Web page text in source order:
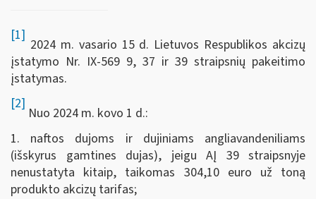
[1]
2024 m. vasario 15 d. Lietuvos Respublikos akcizų
įstatymo Nr. IX-569 9, 37 ir 39 straipsnių pakeitimo
įstatymas.
[2]
Nuo 2024 m. kovo 1 d.:
1. naftos dujoms ir dujiniams angliavandeniliams
(išskyrus gamtines dujas), jeigu AĮ 39 straipsnyje
nenustatyta kitaip, taikomas 304,10 euro už toną
produkto akcizų tarifas;